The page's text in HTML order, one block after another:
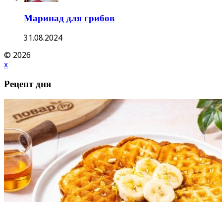
Маринад для грибов
31.08.2024
© 2026
x
Рецепт дня